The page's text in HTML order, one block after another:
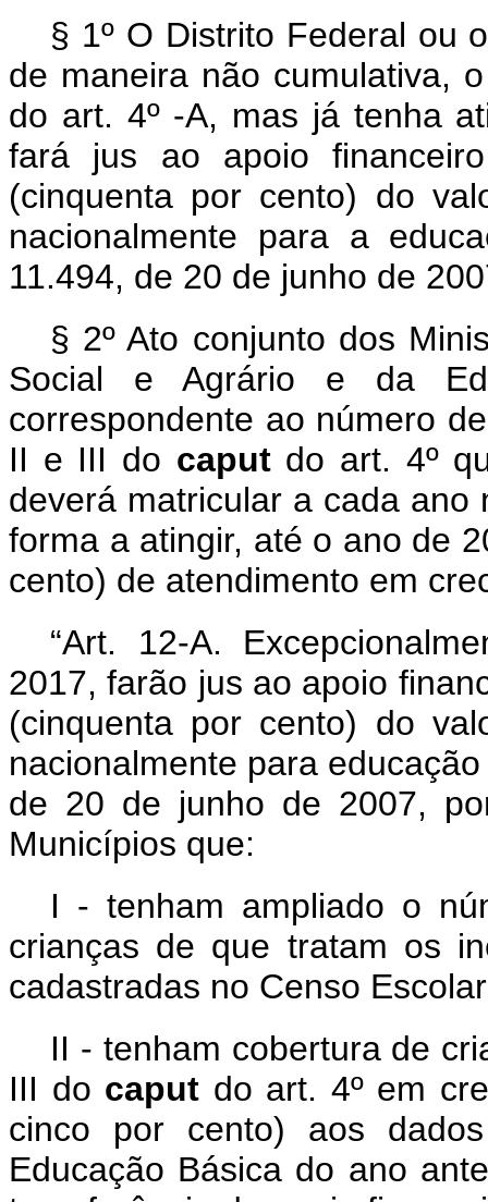
§ 1º O Distrito Federal ou
de maneira não cumulativa,
do art. 4º -A, mas já tenha
fará jus ao apoio
(cinquenta por cento) do
nacionalmente para a
11.494, de 20 de junho de
§ 2º Ato conjunto dos
Social e Agrário e da
correspondente ao número
II e III do caput do art. 4º
deverá matricular a cada
forma a atingir, até o ano de
cento) de atendimento em
“Art. 12-A.
2017, farão jus ao apoio
(cinquenta por cento) do
nacionalmente para
de 20 de junho de 2007,
Municípios que:
I - tenham ampliado o
crianças de que tratam os
cadastradas no Censo
II - tenham cobertura de
III do caput do art. 4º em
cinco por cento) aos
Educação Básica do ano